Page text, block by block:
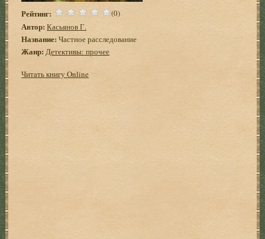
Рейтинг: (0)
Автор: Касьянов Г.
Название: Частное расследование
Жанр: Детективы: прочее
Читать книгу Online